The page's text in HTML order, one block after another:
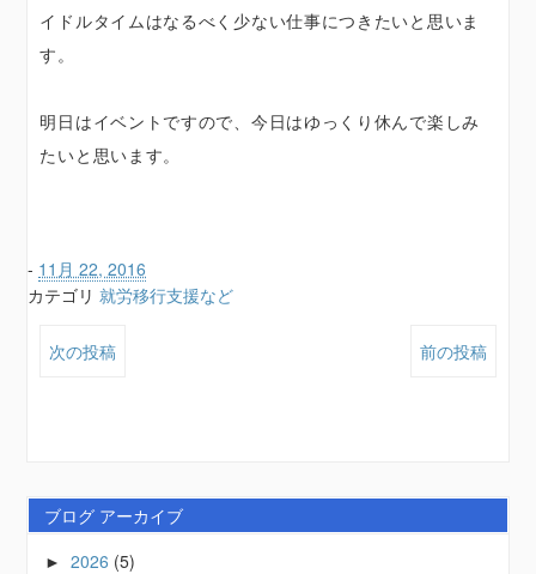
イドルタイムはなるべく少ない仕事につきたいと思いま
す。
明日はイベントですので、今日はゆっくり休んで楽しみ
たいと思います。
- 11月 22, 2016
カテゴリ就労移行支援など
次の投稿 前の投稿
ブログ アーカイブ
►2026 (5)